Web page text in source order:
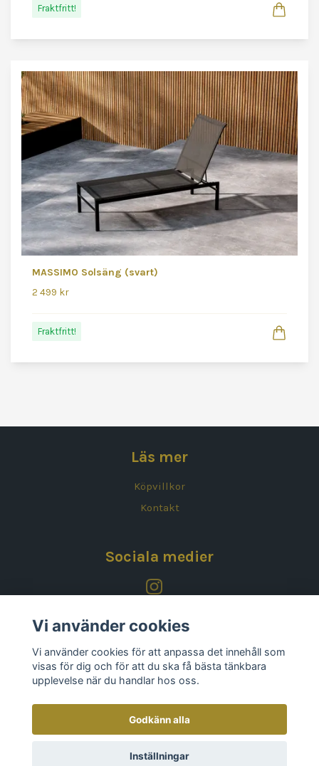
Fraktfritt!
MASSIMO Solsäng (svart)
2 499 kr
Fraktfritt!
Läs mer
Köpvillkor
Kontakt
Sociala medier
Vi använder cookies
Vi använder cookies för att anpassa det innehåll som
visas för dig och för att du ska få bästa tänkbara
upplevelse när du handlar hos oss.
Godkänn alla
Inställningar